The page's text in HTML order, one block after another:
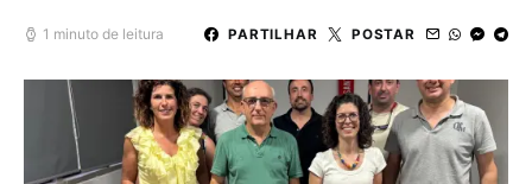
1 minuto de leitura PARTILHAR POSTAR